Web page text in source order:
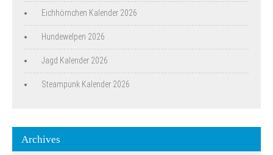
Eichhörnchen Kalender 2026
Hundewelpen 2026
Jagd Kalender 2026
Steampunk Kalender 2026
Archives